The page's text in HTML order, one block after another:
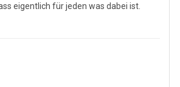
eigentlich für jeden was dabei ist.